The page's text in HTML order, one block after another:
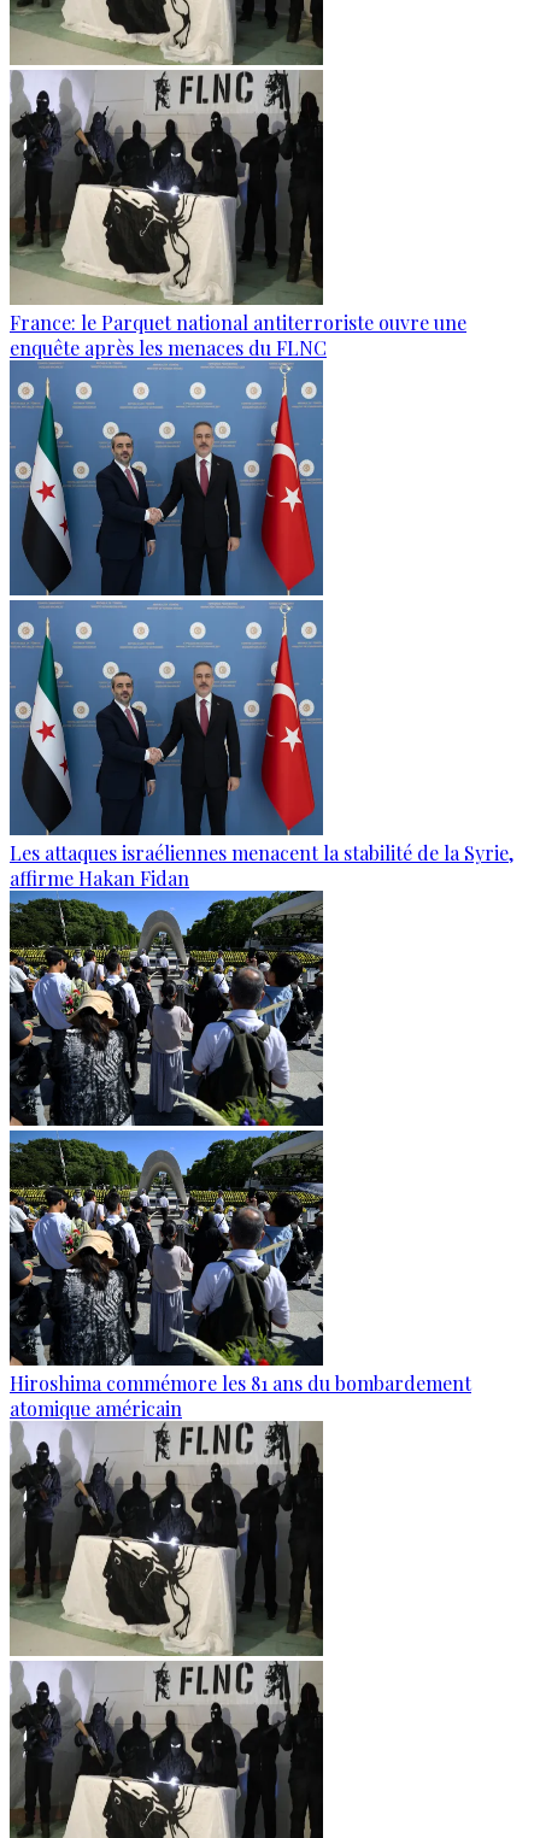
France: le Parquet national antiterroriste ouvre une
enquête après les menaces du FLNC
Les attaques israéliennes menacent la stabilité de la Syrie,
affirme Hakan Fidan
Hiroshima commémore les 81 ans du bombardement
atomique américain